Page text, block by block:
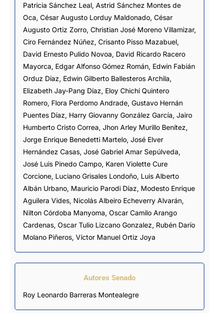
Patricia Sánchez Leal, Astrid Sánchez Montes de
Oca, César Augusto Lorduy Maldonado, César
Augusto Ortiz Zorro, Christian José Moreno Villamizar,
Ciro Fernández Núñez, Crisanto Pisso Mazabuel,
David Ernesto Pulido Novoa, David Ricardo Racero
Mayorca, Edgar Alfonso Gómez Román, Edwin Fabián
Orduz Díaz, Edwin Gilberto Ballesteros Archila,
Elizabeth Jay-Pang Díaz, Eloy Chichí Quintero
Romero, Flora Perdomo Andrade, Gustavo Hernán
Puentes Díaz, Harry Giovanny González García, Jairo
Humberto Cristo Correa, Jhon Arley Murillo Benítez,
Jorge Enrique Benedetti Martelo, José Elver
Hernández Casas, José Gabriel Amar Sepúlveda,
José Luis Pinedo Campo, Karen Violette Cure
Corcione, Luciano Grisales Londoño, Luis Alberto
Albán Urbano, Mauricio Parodi Díaz, Modesto Enrique
Aguilera Vides, Nicolás Albeiro Echeverry Alvarán,
Nilton Córdoba Manyoma, Oscar Camilo Arango
Cardenas, Oscar Tulio Lizcano Gonzalez, Rubén Darío
Molano Piñeros, Víctor Manuel Ortiz Joya
Autores Senado
Roy Leonardo Barreras Montealegre